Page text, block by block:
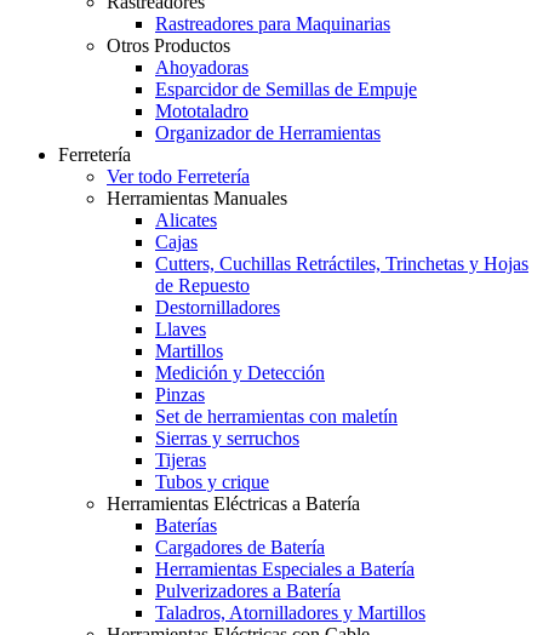
Rastreadores para Maquinarias
Otros Productos
Ahoyadoras
Esparcidor de Semillas de Empuje
Mototaladro
Organizador de Herramientas
Ferretería
Ver todo Ferretería
Herramientas Manuales
Alicates
Cajas
Cutters, Cuchillas Retráctiles, Trinchetas y Hojas
de Repuesto
Destornilladores
Llaves
Martillos
Medición y Detección
Pinzas
Set de herramientas con maletín
Sierras y serruchos
Tijeras
Tubos y crique
Herramientas Eléctricas a Batería
Baterías
Cargadores de Batería
Herramientas Especiales a Batería
Pulverizadores a Batería
Taladros, Atornilladores y Martillos